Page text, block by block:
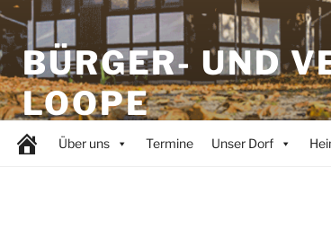
BÜRGER- UND
LOOPE
Über uns Termine Unser Dorf